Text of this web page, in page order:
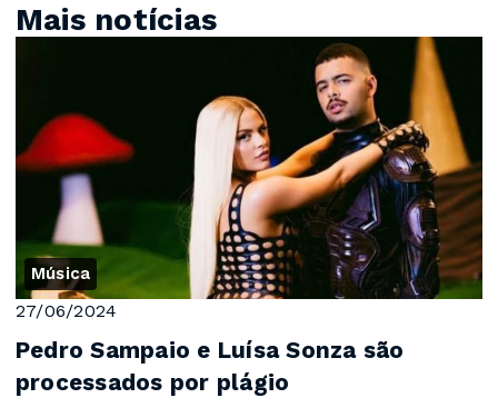
Mais notícias
Música
27/06/2024
Pedro Sampaio e Luísa Sonza são
processados por plágio